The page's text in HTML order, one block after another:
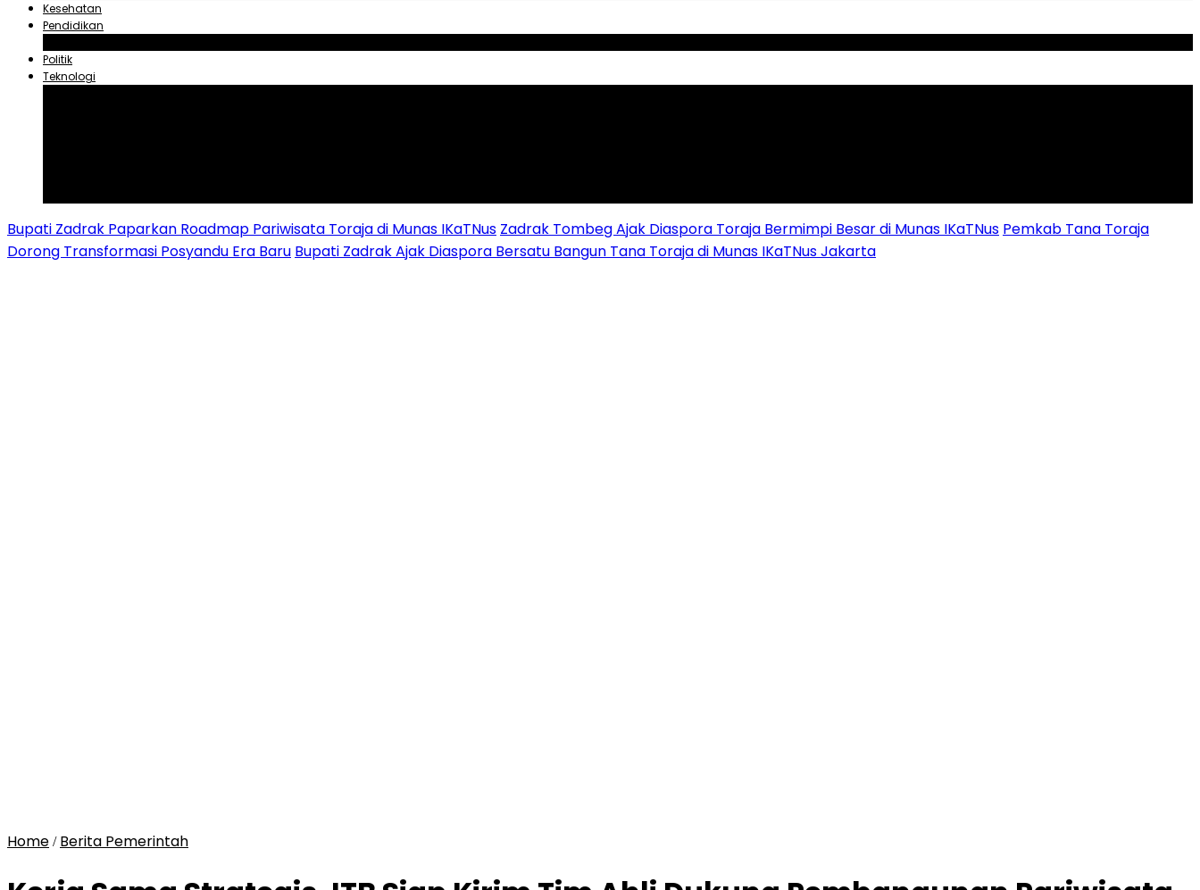
Kesehatan
Pendidikan
Politik
Teknologi
Bupati Zadrak Paparkan Roadmap Pariwisata Toraja di Munas IKaTNus Zadrak Tombeg Ajak Diaspora Toraja Bermimpi Besar di Munas IKaTNus Pemkab Tana Toraja
Dorong Transformasi Posyandu Era Baru Bupati Zadrak Ajak Diaspora Bersatu Bangun Tana Toraja di Munas IKaTNus Jakarta
Home / Berita Pemerintah